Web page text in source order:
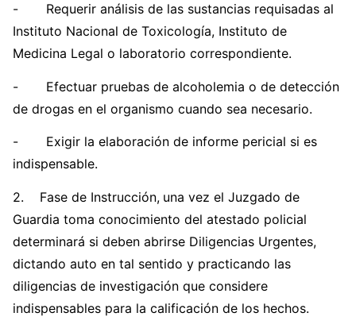
- Requerir análisis de las sustancias requisadas al
Instituto Nacional de Toxicología, Instituto de
Medicina Legal o laboratorio correspondiente.
- Efectuar pruebas de alcoholemia o de detección
de drogas en el organismo cuando sea necesario.
- Exigir la elaboración de informe pericial si es
indispensable.
2. Fase de Instrucción, una vez el Juzgado de
Guardia toma conocimiento del atestado policial
determinará si deben abrirse Diligencias Urgentes,
dictando auto en tal sentido y practicando las
diligencias de investigación que considere
indispensables para la calificación de los hechos.